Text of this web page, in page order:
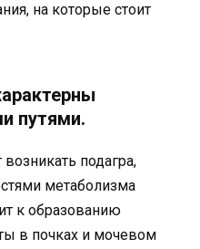
на которые стоит
путями.
подагра,
метаболизма
к образованию
в почках и мочевом